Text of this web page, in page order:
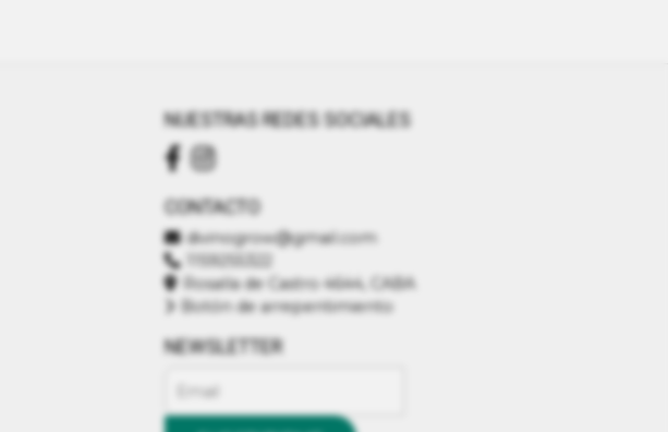
NUESTRAS REDES SOCIALES
CONTACTO
divinogrow@gmail.com
1159255322
Rosalía de Castro 4644, CABA
Botón de arrepentimiento
NEWSLETTER